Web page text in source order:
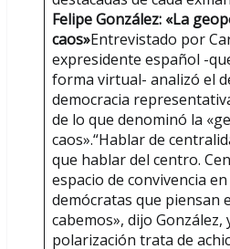
Felipe González: «La
caos»Entrevistado por
expresidente español -
forma virtual- analizó el
democracia
de lo que denominó la
caos».“Hablar de
que hablar del centro.
espacio de convivencia
demócratas que piensan
cabemos», dijo González,
polarización trata de